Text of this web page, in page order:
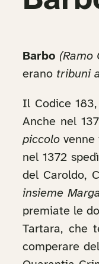
Barbo (Ramo
erano tribuni
Il Codice
Anche nel
piccolo venne
nel 1372
del Caroldo,
insieme
premiate le
Tartara, che
comperare